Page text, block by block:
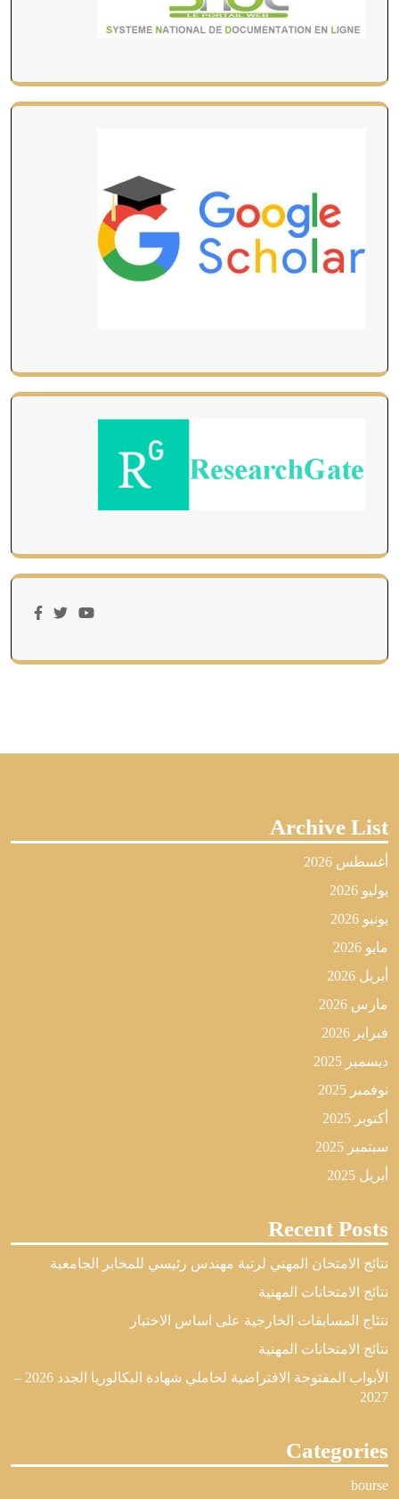
Archive List
أغسطس 2026
يوليو 2026
يونيو 2026
مايو 2026
أبريل 2026
مارس 2026
فبراير 2026
ديسمبر 2025
نوفمبر 2025
أكتوبر 2025
سبتمبر 2025
أبريل 2025
Recent Posts
نتائج الامتحان المهني لرتبة مهندس رئيسي للمخابر الجامعية
نتائج الامتحانات المهنية
نتئاج المسابقات الخارجية على اساس الاختبار
نتائج الامتحانات المهنية
الأبواب المفتوحة الافتراضية لحاملي شهادة البكالوريا الجدد 2026 –
2027
Categories
bourse